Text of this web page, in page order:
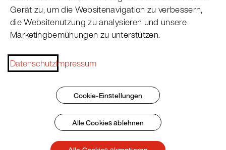
Pacojet Newsletter
Möchten Sie regelmäßig über Neuigkeiten,
Laufenden bleiben?
Jetzt abonnieren
Gerät zu, um die Websitenavigation zu verbessern,
die Websitenutzung zu analysieren und unsere
Marketingbemühungen zu unterstützen.
DatenschutzImpressum
Cookie-Einstellungen
Alle Cookies ablehnen